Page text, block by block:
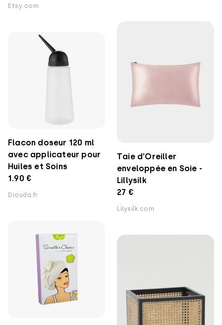
Etsy.com
Taie d’Oreiller
enveloppée en Soie -
Lillysilk
27 €
Lilysilk.com
Flacon doseur 120 ml
avec applicateur pour
Huiles et Soins
1.90 €
Diouda.fr